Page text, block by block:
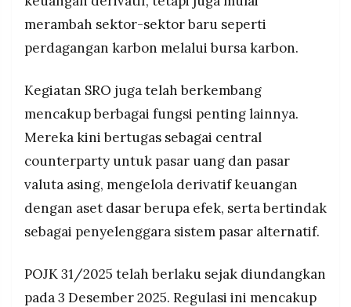
merambah sektor-sektor baru seperti
perdagangan karbon melalui bursa karbon.
Kegiatan SRO juga telah berkembang
mencakup berbagai fungsi penting lainnya.
Mereka kini bertugas sebagai central
counterparty untuk pasar uang dan pasar
valuta asing, mengelola derivatif keuangan
dengan aset dasar berupa efek, serta bertindak
sebagai penyelenggara sistem pasar alternatif.
POJK 31/2025 telah berlaku sejak diundangkan
pada 3 Desember 2025. Regulasi ini mencakup